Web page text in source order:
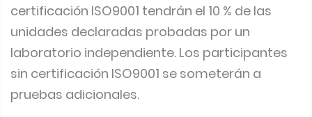
certificación ISO9001 tendrán el 10 % de las
unidades declaradas probadas por un
laboratorio independiente. Los participantes
sin certificación ISO9001 se someterán a
pruebas adicionales.